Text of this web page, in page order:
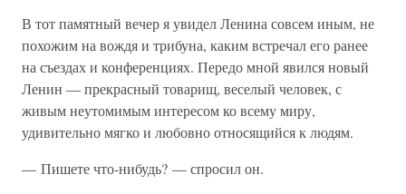
В тот памятный вечер я увидел Ленина совсем иным, не
похожим на вождя и трибуна, каким встречал его ранее
на съездах и конференциях. Передо мной явился новый
Ленин — прекрасный товарищ, веселый человек, с
живым неутомимым интересом ко всему миру,
удивительно мягко и любовно относящийся к людям.
— Пишете что-нибудь? — спросил он.